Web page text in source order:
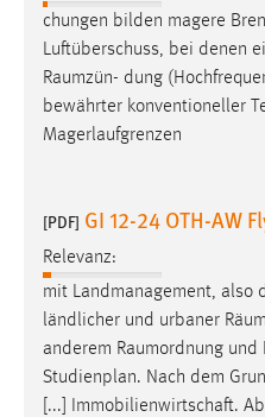
chungen bilden magere
Luftüberschuss, bei denen
Raumzün- dung
bewährter konventioneller
Magerlaufgrenzen
[PDF] GI 12-24 OTH-AW
Relevanz:
mit Landmanagement, also
ländlicher und urbaner
anderem Raumordnung und
Studienplan. Nach dem
[...] Immobilienwirtschaft.